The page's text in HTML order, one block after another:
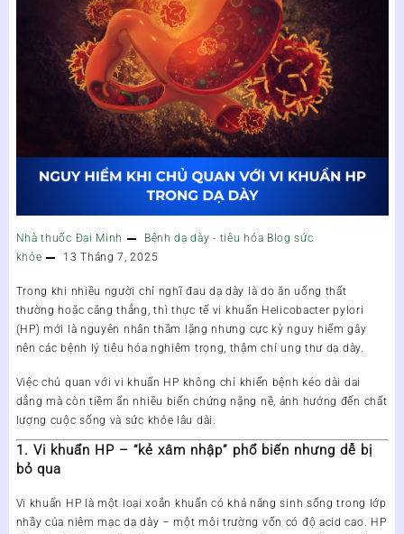
Nhà thuốc Đại Minh Bệnh dạ dày - tiêu hóa Blog sức
khỏe
13 Tháng 7, 2025
Trong khi nhiều người chỉ nghĩ đau dạ dày là do ăn uống thất
thường hoặc căng thẳng, thì thực tế vi khuẩn Helicobacter pylori
(HP) mới là nguyên nhân thầm lặng nhưng cực kỳ nguy hiểm gây
nên các bệnh lý tiêu hóa nghiêm trọng, thậm chíung thư dạ dày.
Việc chủ quan với vi khuẩn HP không chỉ khiến bệnh kéo dài dai
dẳng mà còn tiềm ẩn nhiều biến chứng nặng nề, ảnh hưởng đến chất
lượng cuộc sống và sức khỏe lâu dài.
1. Vi khuẩn HP – “kẻ xâm nhập” phổ biến nhưng dễ bị
bỏ qua
Vi khuẩn HP là một loại xoắn khuẩn có khả năng sinh sống trong lớp
nhầy của niêm mạc dạ dày – một môi trường vốn có độ acid cao. HP